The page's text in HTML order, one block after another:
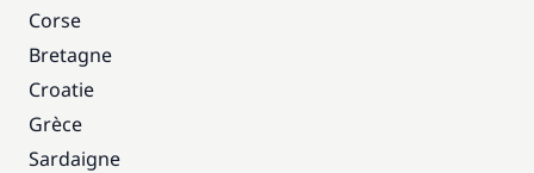
Corse
Bretagne
Croatie
Grèce
Sardaigne